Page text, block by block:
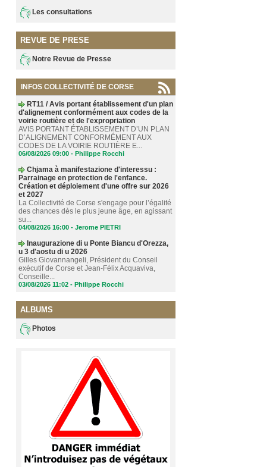
Les consultations
REVUE DE PRESE
Notre Revue de Presse
INFOS COLLECTIVITÉ DE CORSE
RT11 / Avis portant établissement d'un plan
d'alignement conformément aux codes de la
voirie routière et de l'expropriation
AVIS PORTANT ÉTABLISSEMENT D’UN PLAN
D’ALIGNEMENT CONFORMÉMENT AUX
CODES DE LA VOIRIE ROUTIÈRE E...
06/08/2026 09:00 - Philippe Rocchi
Chjama à manifestazione d'interessu :
Parrainage en protection de l'enfance.
Création et déploiement d'une offre sur 2026
et 2027
La Collectivité de Corse s'engage pour l’égalité
des chances dès le plus jeune âge, en agissant
su...
04/08/2026 16:00 - Jerome PIETRI
Inaugurazione di u Ponte Biancu d'Orezza,
u 3 d'aostu di u 2026
Gilles Giovannangeli, Président du Conseil
exécutif de Corse et Jean-Félix Acquaviva,
Conseille...
03/08/2026 11:02 - Philippe Rocchi
ALBUMS
Photos